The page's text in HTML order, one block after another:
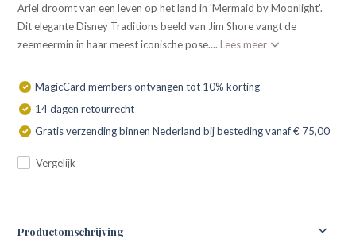
Ariel droomt van een leven op het land in 'Mermaid by Moonlight'.
Dit elegante Disney Traditions beeld van Jim Shore vangt de
zeemeermin in haar meest iconische pose.... Lees meer
MagicCard members ontvangen tot 10% korting
14 dagen retourrecht
Gratis verzending binnen Nederland bij besteding vanaf € 75,00
Vergelijk
Productomschrijving